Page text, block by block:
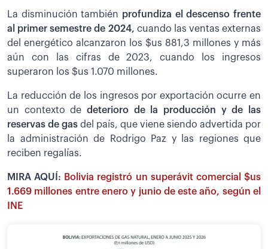
La disminución también profundiza el descenso frente
al primer semestre de 2024, cuando las ventas externas
del energético alcanzaron los $us 881,3 millones y más
aún con las cifras de 2023, cuando los ingresos
superaron los $us 1.070 millones.
La reducción de los ingresos por exportación ocurre en
un contexto de deterioro de la producción y de las
reservas de gas del país, que viene siendo advertida por
la administración de Rodrigo Paz y las regiones que
reciben regalías.
MIRA AQUÍ: Bolivia registró un superávit comercial $us
1.669 millones entre enero y junio de este año, según el
INE